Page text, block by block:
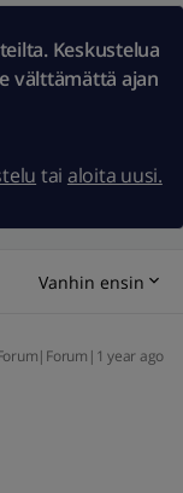
Keskustelua
välttämättä ajan
tai aloita uusi.
Vanhin ensin
year ago